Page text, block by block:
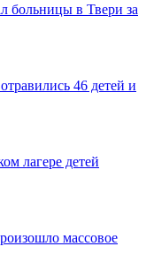
больницы в Твери за
46 детей и
лагере детей
массовое